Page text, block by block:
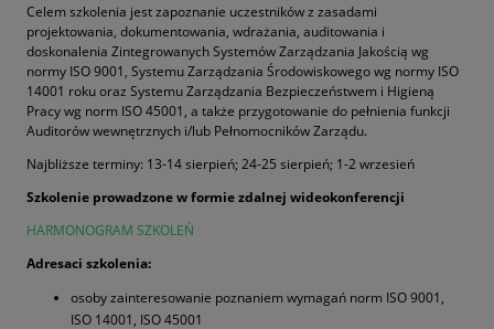
Celem szkolenia jest zapoznanie uczestników z zasadami
projektowania, dokumentowania, wdrażania, auditowania i
doskonalenia Zintegrowanych Systemów Zarządzania Jakością wg
normy ISO 9001, Systemu Zarządzania Środowiskowego wg normy ISO
14001 roku oraz Systemu Zarządzania Bezpieczeństwem i Higieną
Pracy wg norm ISO 45001, a także przygotowanie do pełnienia funkcji
Auditorów wewnętrznych i/lub Pełnomocników Zarządu.
Najbliższe terminy: 13-14 sierpień; 24-25 sierpień; 1-2 wrzesień
Szkolenie prowadzone w formie zdalnej wideokonferencji
HARMONOGRAM SZKOLEŃ
Adresaci szkolenia:
osoby zainteresowanie poznaniem wymagań norm ISO 9001,
ISO 14001, ISO 45001